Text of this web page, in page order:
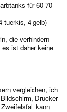
für 60-70
tuerkis, 4 gelb)
die verhindern
ist daher keine
vergleichen, ich
Drucker
kann